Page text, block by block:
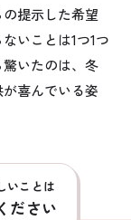
提示した希望
いことは1つ1つ
いたのは、冬
喜んでいる姿
いことは
ださい